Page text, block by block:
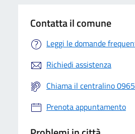
Contatta il comune
Leggi le domande
Richiedi assistenza
Chiama il centralino
Prenota appuntamento